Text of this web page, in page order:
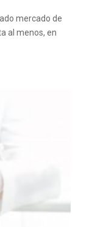
mercado de
al menos, en